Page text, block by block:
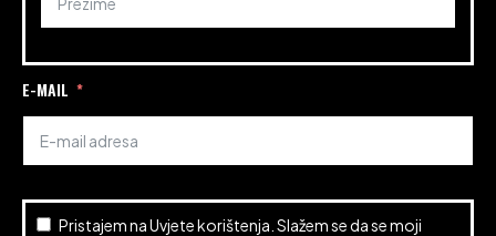
E-MAIL
Pristajem naUvjete korištenja . Slažem se da se moji